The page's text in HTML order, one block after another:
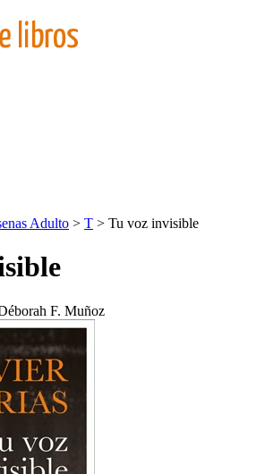
Adulto > T > Tu voz invisible
F. Muñoz